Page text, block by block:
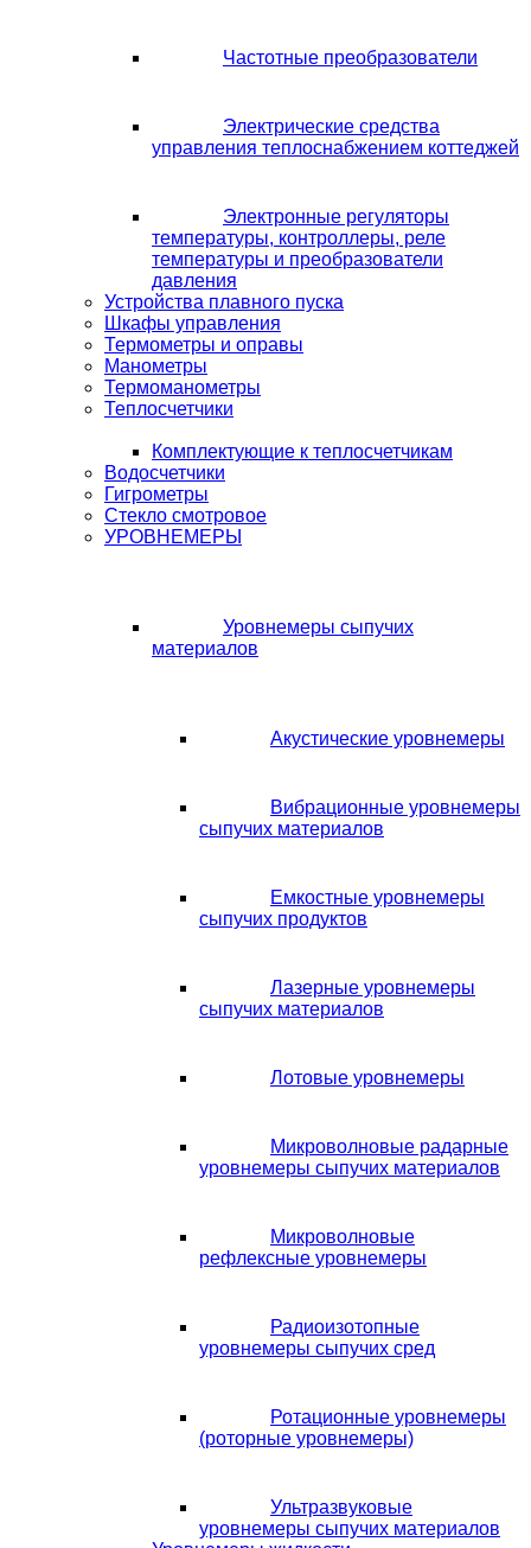
Частотные преобразователи
Электрические средства
управления теплоснабжением коттеджей
Электронные регуляторы
температуры, контроллеры, реле
температуры и преобразователи
давления
Устройства плавного пуска
Шкафы управления
Термометры и оправы
Манометры
Термоманометры
Теплосчетчики
Комплектующие к теплосчетчикам
Водосчетчики
Гигрометры
Стекло смотровое
УРОВНЕМЕРЫ
Уровнемеры сыпучих
материалов
Акустические уровнемеры
Вибрационные уровнемеры
сыпучих материалов
Емкостные уровнемеры
сыпучих продуктов
Лазерные уровнемеры
сыпучих материалов
Лотовые уровнемеры
Микроволновые радарные
уровнемеры сыпучих материалов
Микроволновые
рефлексные уровнемеры
Радиоизотопные
уровнемеры сыпучих сред
Ротационные уровнемеры
(роторные уровнемеры)
Ультразвуковые
уровнемеры сыпучих материалов